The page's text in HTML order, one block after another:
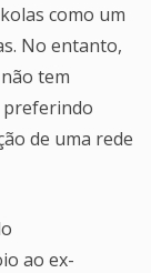
como um
No entanto,
tem
preferindo
de uma rede
ao ex-